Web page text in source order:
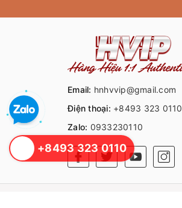
Email: hnhvvip@gmail.com
Điện thoại: +8493 323 0110
Zalo: 0933230110
+8493 323 0110